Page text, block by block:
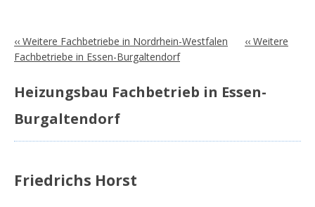
‹‹ Weitere Fachbetriebe in Nordrhein-Westfalen
‹‹ Weitere
Fachbetriebe in Essen-Burgaltendorf
Heizungsbau Fachbetrieb in Essen-
Burgaltendorf
Friedrichs Horst